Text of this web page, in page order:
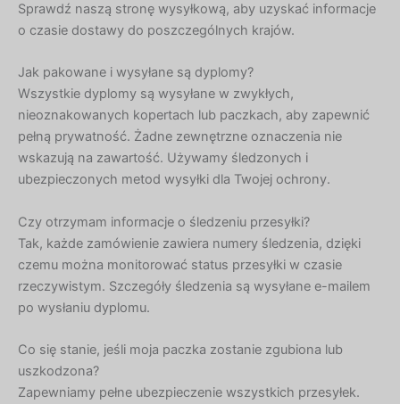
Sprawdź naszą stronę wysyłkową, aby uzyskać informacje
o czasie dostawy do poszczególnych krajów.
Jak pakowane i wysyłane są dyplomy?
Wszystkie dyplomy są wysyłane w zwykłych,
nieoznakowanych kopertach lub paczkach, aby zapewnić
pełną prywatność. Żadne zewnętrzne oznaczenia nie
wskazują na zawartość. Używamy śledzonych i
ubezpieczonych metod wysyłki dla Twojej ochrony.
Czy otrzymam informacje o śledzeniu przesyłki?
Tak, każde zamówienie zawiera numery śledzenia, dzięki
czemu można monitorować status przesyłki w czasie
rzeczywistym. Szczegóły śledzenia są wysyłane e-mailem
po wysłaniu dyplomu.
Co się stanie, jeśli moja paczka zostanie zgubiona lub
uszkodzona?
Zapewniamy pełne ubezpieczenie wszystkich przesyłek.